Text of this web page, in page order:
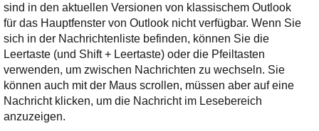
sind in den aktuellen Versionen von klassischem Outlook
für das Hauptfenster von Outlook nicht verfügbar. Wenn Sie
sich in der Nachrichtenliste befinden, können Sie die
Leertaste (und Shift + Leertaste) oder die Pfeiltasten
verwenden, um zwischen Nachrichten zu wechseln. Sie
können auch mit der Maus scrollen, müssen aber auf eine
Nachricht klicken, um die Nachricht im Lesebereich
anzuzeigen.